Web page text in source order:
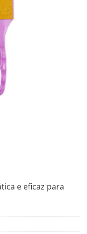
e eficaz para